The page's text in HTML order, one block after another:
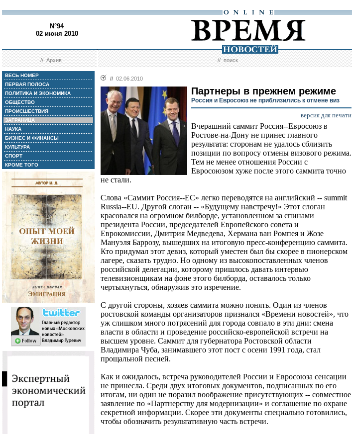
N°94
02 июня 2010
//Архив //поиск
ВЕСЬ НОМЕР
ПЕРВАЯ ПОЛОСА
ПОЛИТИКА И ЭКОНОМИКА
ОБЩЕСТВО
ПРОИСШЕСТВИЯ
ЗАГРАНИЦА
НАУКА
БИЗНЕС И ФИНАНСЫ
КУЛЬТУРА
СПОРТ
КРОМЕ ТОГО
// 02.06.2010
Партнеры в прежнем режиме
Россия и Евросоюз не приблизились к отмене виз
версия для печати
Вчерашний саммит Россия--Евросоюз в
Ростове-на-Дону не принес главного
результата: сторонам не удалось сблизить
позиции по вопросу отмены визового режима.
Тем не менее отношения России с
Евросоюзом хуже после этого саммита точно
не стали.
Слова «Саммит Россия--ЕС» легко переводятся на английский -- summit
Russia--EU. Другой слоган -- «Будущему навстречу!» Этот слоган
красовался на огромном билборде, установленном за спинами
президента России, председателей Европейского совета и
Еврокомиссии, Дмитрия Медведева, Хермана ван Ромпея и Жозе
Мануэля Баррозу, вышедших на итоговую пресс-конференцию саммита.
Кто придумал этот девиз, который уместен был бы скорее в пионерском
лагере, сказать трудно. Но одному из высокопоставленных членов
российской делегации, которому пришлось давать интервью
телевизионщикам на фоне этого билборда, оставалось только
чертыхнуться, обнаружив это изречение.
С другой стороны, хозяев саммита можно понять. Один из членов
ростовской команды организаторов признался «Времени новостей», что
уж слишком много потрясений для города совпало в эти дни: смена
власти в области и проведение российско-европейской встречи на
высшем уровне. Саммит для губернатора Ростовской области
Владимира Чуба, занимавшего этот пост с осени 1991 года, стал
прощальной песней.
Как и ожидалось, встреча руководителей России и Евросоюза сенсации
не принесла. Среди двух итоговых документов, подписанных по его
итогам, ни один не поразил воображение присутствующих -- совместное
заявление по «Партнерству для модернизации» и соглашение по охране
секретной информации. Скорее эти документы специально готовились,
чтобы обозначить результативную часть встречи.